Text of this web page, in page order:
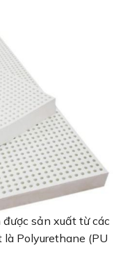
sản xuất từ các
Polyurethane (PU